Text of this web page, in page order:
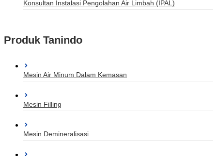
Konsultan Instalasi Pengolahan Air Limbah (IPAL)
Produk Tanindo
Mesin Air Minum Dalam Kemasan
Mesin Filling
Mesin Demineralisasi